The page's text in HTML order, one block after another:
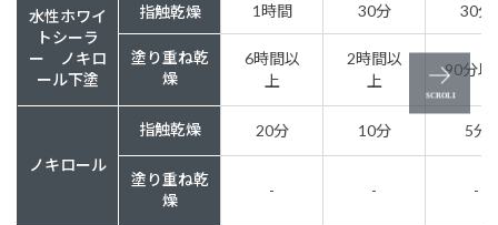
水性ホワイ
トシーラ
ー ノキロ
ール下塗
指触乾燥 1時間 30分 30分
塗り重ね乾
燥
6時間以
上
2時間以
上
90分以
ノキロール
指触乾燥 20分 10分 5分
塗り重ね乾
燥
- - -